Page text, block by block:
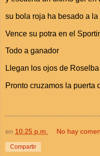
su bola roja ha besado a la
Vence su potra en el
Todo a ganador
Llegan los ojos de Roselba
Pronto cruzamos la puerta
en 10:25 p.m. No hay
Compartir